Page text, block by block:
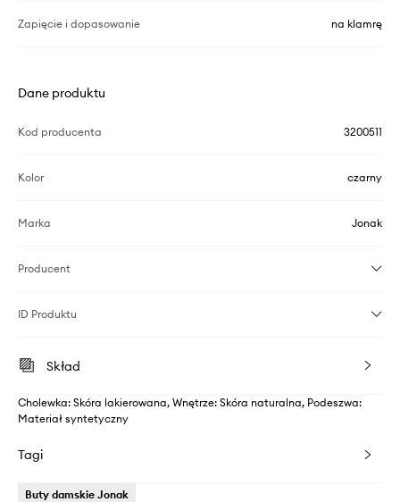
Zapięcie i dopasowanie na klamrę
Dane produktu
Kod producenta 3200511
Kolor czarny
Marka Jonak
Producent
ID Produktu
Skład
Cholewka: Skóra lakierowana, Wnętrze: Skóra naturalna, Podeszwa:
Materiał syntetyczny
Tagi
Buty damskie Jonak